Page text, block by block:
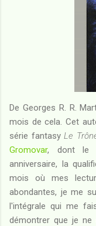
De Georges R. R.
mois de cela. Cet
série fantasyLe
Gromovar, dont le
anniversaire, la
mois où mes
abondantes, je me
l'intégrale qui me
démontrer que je ne